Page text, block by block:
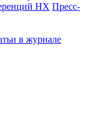
НХ Пресс-
в журнале